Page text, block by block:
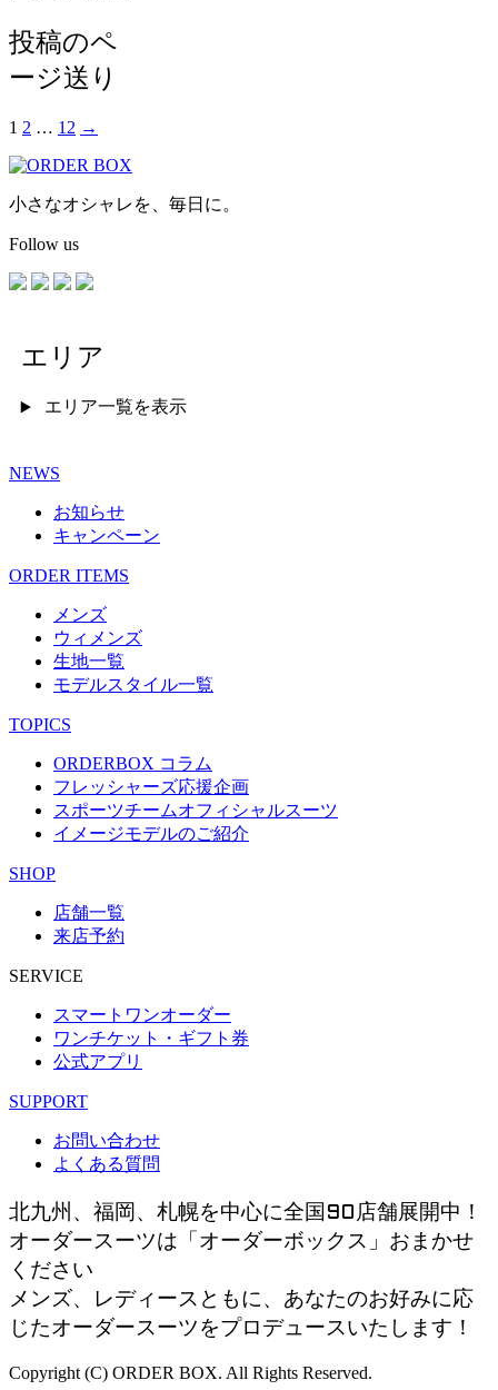
投稿のペ
ージ送り
1 2 … 12 →
小さなオシャレを、毎日に。
Follow us
エリア
エリア一覧を表示
NEWS
お知らせ
キャンペーン
ORDER ITEMS
メンズ
ウィメンズ
生地一覧
モデルスタイル一覧
TOPICS
ORDERBOX コラム
フレッシャーズ応援企画
スポーツチームオフィシャルスーツ
イメージモデルのご紹介
SHOP
店舗一覧
来店予約
SERVICE
スマートワンオーダー
ワンチケット・ギフト券
公式アプリ
SUPPORT
お問い合わせ
よくある質問
北九州、福岡、札幌を中心に全国90店舗展開中！
オーダースーツは「オーダーボックス」おまかせ
ください
メンズ、レディースともに、あなたのお好みに応
じたオーダースーツをプロデュースいたします！
Copyright (C) ORDER BOX. All Rights Reserved.